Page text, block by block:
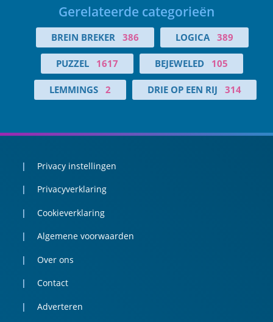
Gerelateerde categorieën
BREIN BREKER 386 LOGICA 389
PUZZEL 1617 BEJEWELED 105
LEMMINGS 2 DRIE OP EEN RIJ 314
Privacy instellingen
Privacyverklaring
Cookieverklaring
Algemene voorwaarden
Over ons
Contact
Adverteren